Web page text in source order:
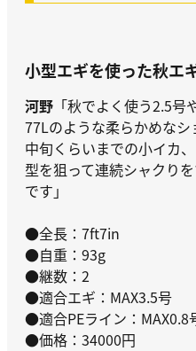
小型エギを使った秋エ
河野 「秋でよく使う2.5号
77Lのような柔らかめな
中旬くらいまでの小イカ
型を狙って連続シャクり
です」
●全長：7ft7in
●自重：93g
●継数：2
●適合エギ：MAX3.5号
●適合PEライン：MAX0.8
●価格：34000円